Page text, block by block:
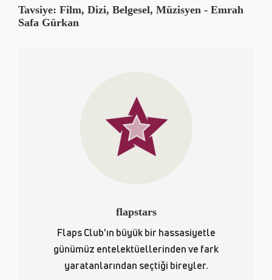
Tavsiye: Film, Dizi, Belgesel, Müzisyen - Emrah
Safa Gürkan
flapstars
Flaps Club'ın büyük bir hassasiyetle
günümüz entelektüellerinden ve fark
yaratanlarından seçtiği bireyler.